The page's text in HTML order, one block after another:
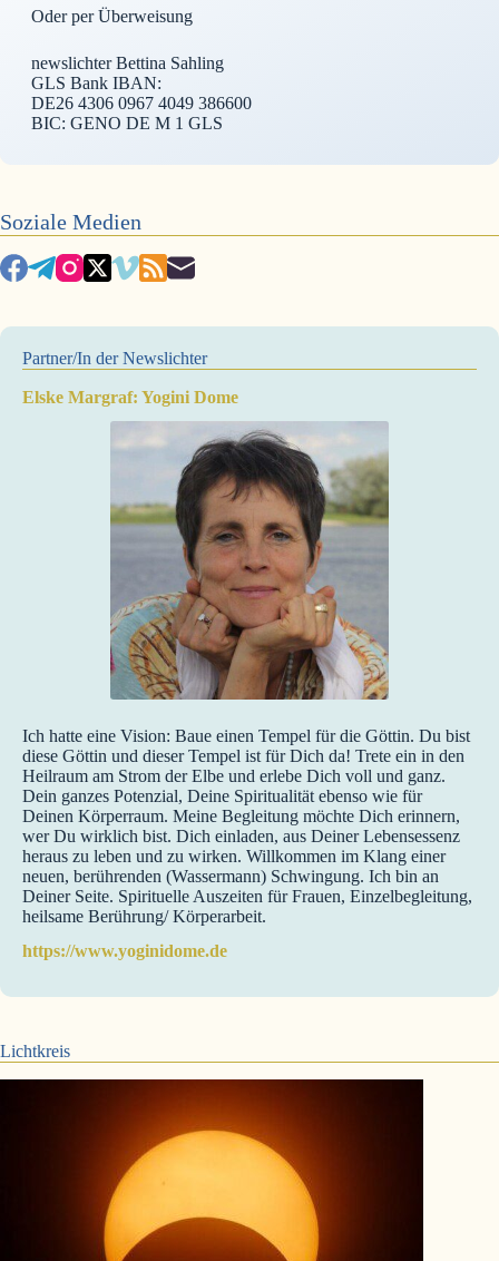
Oder per Überweisung
newslichter Bettina Sahling
GLS Bank IBAN:
DE26 4306 0967 4049 386600
BIC: GENO DE M 1 GLS
Soziale Medien
Partner/In der Newslichter
Elske Margraf: Yogini Dome
Ich hatte eine Vision: Baue einen Tempel für die Göttin. Du bist
diese Göttin und dieser Tempel ist für Dich da! Trete ein in den
Heilraum am Strom der Elbe und erlebe Dich voll und ganz.
Dein ganzes Potenzial, Deine Spiritualität ebenso wie für
Deinen Körperraum. Meine Begleitung möchte Dich erinnern,
wer Du wirklich bist. Dich einladen, aus Deiner Lebensessenz
heraus zu leben und zu wirken. Willkommen im Klang einer
neuen, berührenden (Wassermann) Schwingung. Ich bin an
Deiner Seite. Spirituelle Auszeiten für Frauen, Einzelbegleitung,
heilsame Berührung/ Körperarbeit.
https://www.yoginidome.de
Lichtkreis